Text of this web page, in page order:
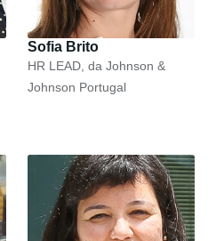
Sofia Brito
HR LEAD, da Johnson &
Johnson Portugal